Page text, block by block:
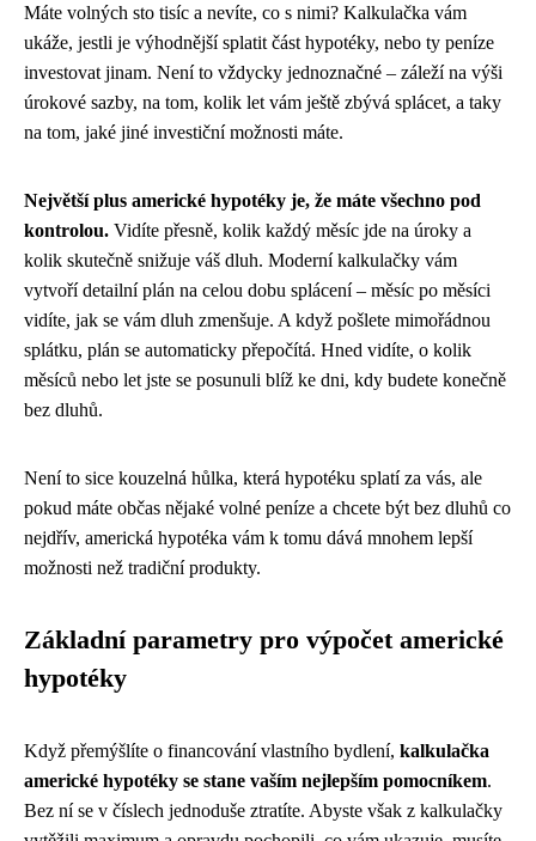
Máte volných sto tisíc a nevíte, co s nimi? Kalkulačka vám
ukáže, jestli je výhodnější splatit část hypotéky, nebo ty peníze
investovat jinam. Není to vždycky jednoznačné – záleží na výši
úrokové sazby, na tom, kolik let vám ještě zbývá splácet, a taky
na tom, jaké jiné investiční možnosti máte.
Největší plus americké hypotéky je, že máte všechno pod
kontrolou. Vidíte přesně, kolik každý měsíc jde na úroky a
kolik skutečně snižuje váš dluh. Moderní kalkulačky vám
vytvoří detailní plán na celou dobu splácení – měsíc po měsíci
vidíte, jak se vám dluh zmenšuje. A když pošlete mimořádnou
splátku, plán se automaticky přepočítá. Hned vidíte, o kolik
měsíců nebo let jste se posunuli blíž ke dni, kdy budete konečně
bez dluhů.
Není to sice kouzelná hůlka, která hypotéku splatí za vás, ale
pokud máte občas nějaké volné peníze a chcete být bez dluhů co
nejdřív, americká hypotéka vám k tomu dává mnohem lepší
možnosti než tradiční produkty.
Základní parametry pro výpočet americké
hypotéky
Když přemýšlíte o financování vlastního bydlení, kalkulačka
americké hypotéky se stane vaším nejlepším pomocníkem.
Bez ní se v číslech jednoduše ztratíte. Abyste však z kalkulačky